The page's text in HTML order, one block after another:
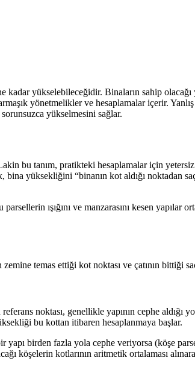
kadar yükselebileceğidir. Binaların sahip
yönetmelikler ve hesaplamalar içerir. Yanlış
yükselmesini sağlar.
bu tanım, pratikteki hesaplamalar için
yüksekliğini “binanın kot aldığı noktadan
ışığını ve manzarasını kesen yapılar
temas ettiği kot noktası ve çatının bittiği
noktası, genellikle yapının cephe aldığı
bu kottan itibaren hesaplanmaya başlar.
yapı birden fazla yola cephe veriyorsa (köşe
köşelerin kotlarının aritmetik ortalaması